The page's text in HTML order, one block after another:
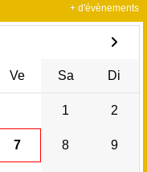
Ve Sa Di
1 2
7 8 9
+ d'évènements